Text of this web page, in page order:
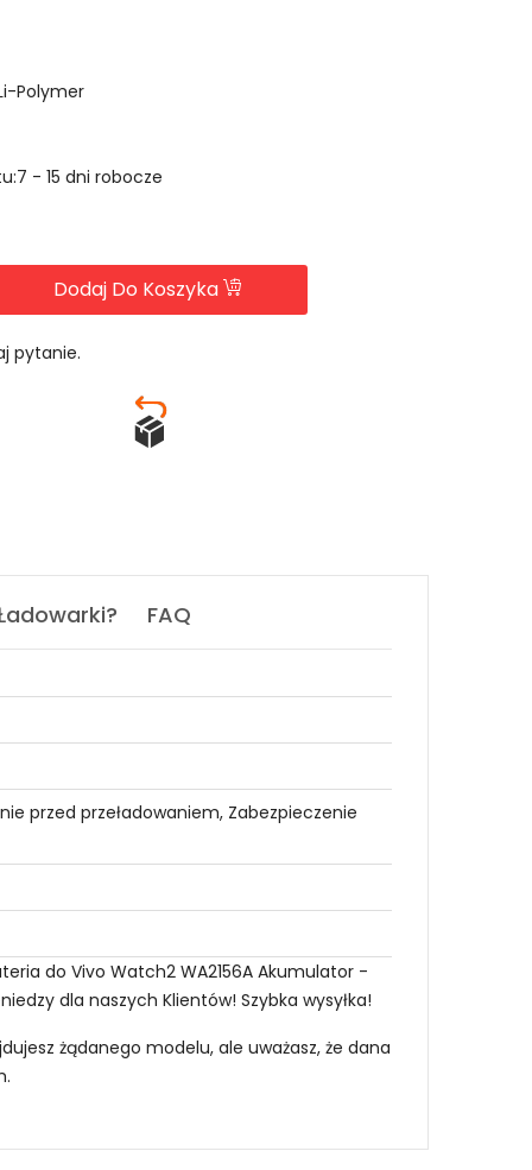
Polymer
- 15 dni robocze
Dodaj Do Koszyka
pytanie.
FAQ
przed przeładowaniem, Zabezpieczenie
do Vivo Watch2 WA2156A Akumulator -
dla naszych Klientów! Szybka wysyłka!
żądanego modelu, ale uważasz, że dana
.